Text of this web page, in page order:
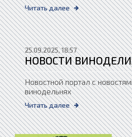
Читать далее
25.09.2025, 18:57
НОВОСТИ
Новостной портал с
винодельнях
Читать далее